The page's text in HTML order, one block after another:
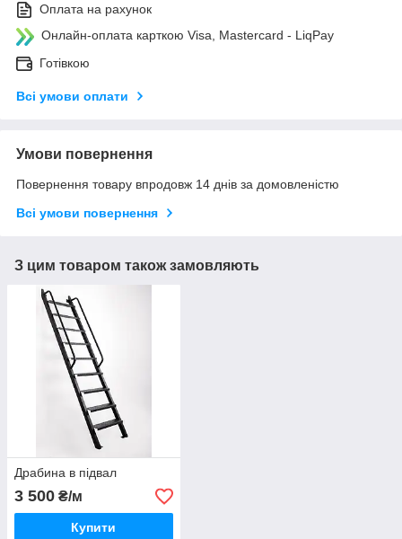
Оплата на рахунок
Онлайн-оплата карткою Visa, Mastercard - LiqPay
Готівкою
Всі умови оплати
Умови повернення
Повернення товару впродовж 14 днів за домовленістю
Всі умови повернення
З цим товаром також замовляють
Драбина в підвал
3 500 ₴/м
Купити